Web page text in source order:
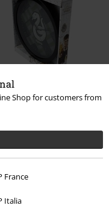
Shop for customers from
France
Italia
Harry Potter
hodiny